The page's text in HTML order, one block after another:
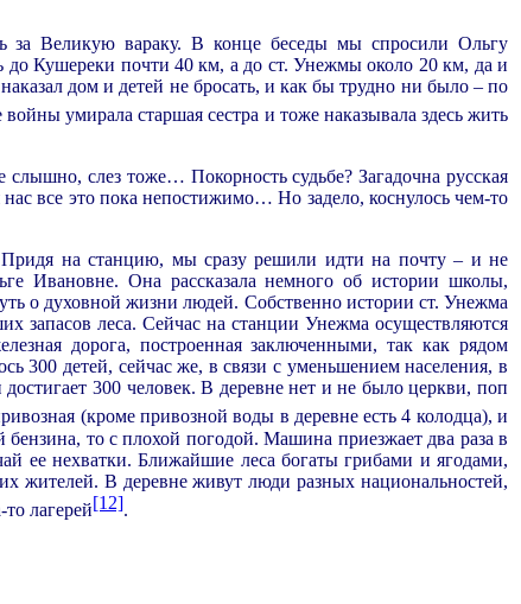
за Великую вараку. В конце беседы мы спросили Ольгу
Кушереки почти 40 км, а до ст. Унежмы около 20 км, да и
дом и детей не бросать, и как бы трудно ни было – по
войны умирала старшая сестра и тоже наказывала здесь жить
слез тоже… Покорность судьбе? Загадочна русская
все это пока непостижимо… Но задело, коснулось чем-то
на станцию, мы сразу решили идти на почту – и не
Ивановне. Она рассказала немного об истории школы,
о духовной жизни людей. Собственно истории ст. Унежма
запасов леса. Сейчас на станции Унежма осуществляются
дорога, построенная заключенными, так как рядом
300 детей, сейчас же, в связи с уменьшением населения, в
300 человек. В деревне нет и не было церкви, поп
(кроме привозной воды в деревне есть 4 колодца), и
то с плохой погодой. Машина приезжает два раза в
ее нехватки. Ближайшие леса богаты грибами и ягодами,
жителей. В деревне живут люди разных национальностей,
лагерей[12].